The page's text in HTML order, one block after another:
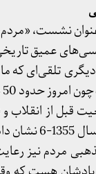
نشست،
عمیق
تلقی‌ای که ما
قبل از انقلاب
مردم نیز